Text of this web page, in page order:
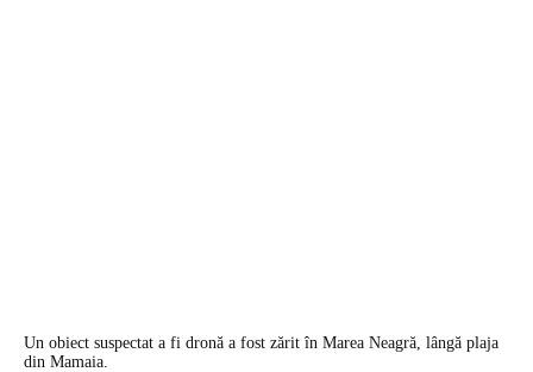
Un obiect suspectat a fi dronă a fost zărit în Marea Neagră, lângă plaja
din Mamaia.